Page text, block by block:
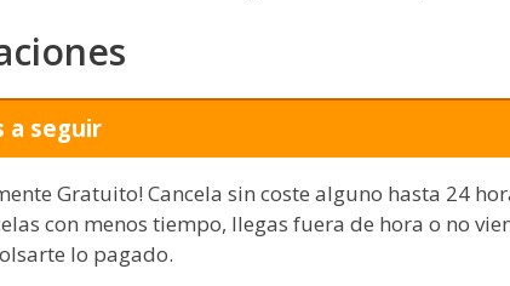
a seguir
Gratuito! Cancela sin coste alguno hasta 24
con menos tiempo, llegas fuera de hora o no
lo pagado.